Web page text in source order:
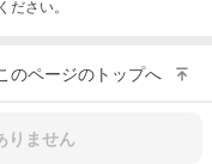
ださい。
のページのトップへ
りません